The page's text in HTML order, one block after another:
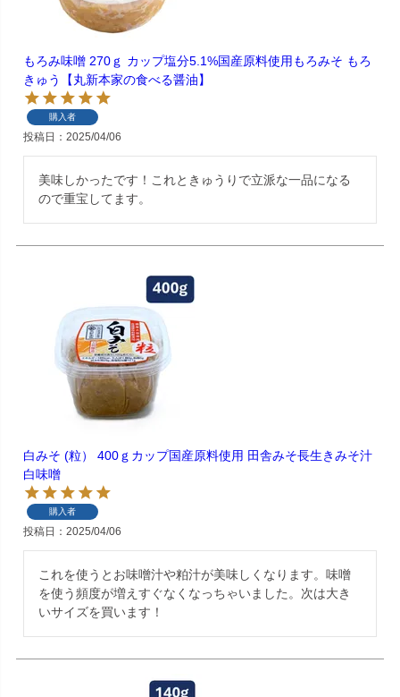
もろみ味噌 270ｇ カップ塩分5.1%国産原料使用もろみそ もろ
きゅう【丸新本家の食べる醤油】
購入者
投稿日 2025/04/06
美味しかったです！これときゅうりで立派な一品になる
ので重宝してます。
白みそ (粒） 400ｇカップ国産原料使用 田舎みそ長生きみそ汁
白味噌
購入者
投稿日 2025/04/06
これを使うとお味噌汁や粕汁が美味しくなります。味噌
を使う頻度が増えすぐなくなっちゃいました。次は大き
いサイズを買います！